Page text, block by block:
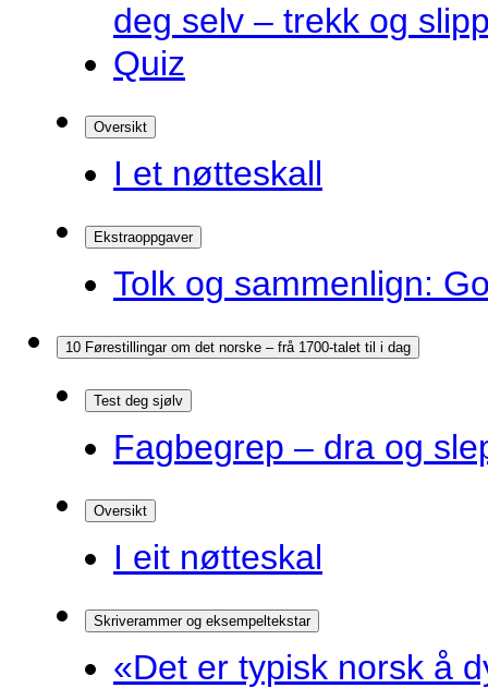
deg selv – trekk og
Quiz
Oversikt
I et nøtteskall
Ekstraoppgaver
Tolk og sammenlign:
10 Førestillingar om det norske – frå 1700-talet til i dag
Test deg sjølv
Fagbegrep – dra og
Oversikt
I eit nøtteskal
Skriverammer og eksempeltekstar
«Det er typisk norsk å